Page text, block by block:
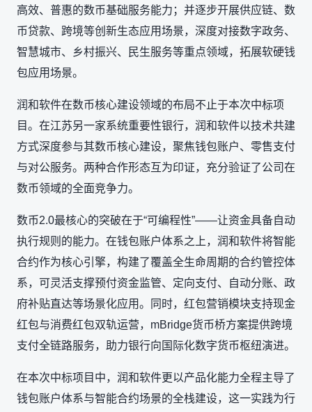
高效、普惠的数币基础服务能力；并逐步开展供应链、数
币贷款、跨境等创新生态应用场景，深度对接数字政务、
智慧城市、乡村振兴、民生服务等重点领域，拓展软硬钱
包应用场景。
润和软件在数币核心建设领域的布局不止于本次中标项
目。在江苏另一家系统重要性银行，润和软件以技术共建
方式深度参与其数币核心建设，聚焦钱包账户、零售支付
与对公服务。两种合作形态互为印证，充分验证了公司在
数币领域的全面竞争力。
数币2.0最核心的突破在于“可编程性”——让资金具备自动
执行规则的能力。在钱包账户体系之上，润和软件将智能
合约作为核心引擎，构建了覆盖全生命周期的合约管控体
系，可灵活支撑预付资金监管、定向支付、自动分账、政
府补贴直达等场景化应用。同时，红包营销模块支持现金
红包与消费红包双轨运营，mBridge货币桥方案提供跨境
支付全链路服务，助力银行向国际化数字货币枢纽演进。
在本次中标项目中，润和软件更以产品化能力全程主导了
钱包账户体系与智能合约场景的全栈建设，这一实践为行